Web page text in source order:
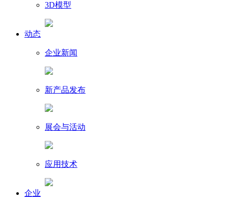
3D模型
动态
企业新闻
新产品发布
展会与活动
应用技术
企业